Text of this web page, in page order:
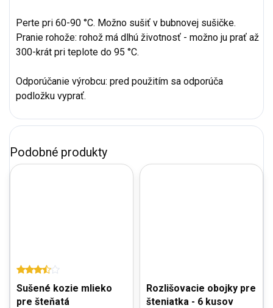
Perte pri 60-90 °C. Možno sušiť v bubnovej sušičke.
Pranie rohože: rohož má dlhú životnosť - možno ju prať až
300-krát pri teplote do 95 °C.
Odporúčanie výrobcu: pred použitím sa odporúča
podložku vyprať.
Sušené kozie mlieko
pre šteňatá
Rozlišovacie obojky pre
šteniatka - 6 kusov